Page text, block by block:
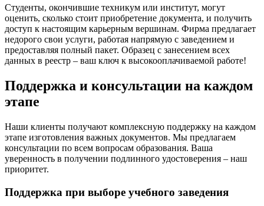
Студенты, окончившие техникум или институт, могут
оценить, сколько стоит приобретение документа, и получить
доступ к настоящим карьерным вершинам. Фирма предлагает
недорого свои услуги, работая напрямую с заведением и
предоставляя полный пакет. Образец с занесением всех
данных в реестр – ваш ключ к высокооплачиваемой работе!
Поддержка и консультации на каждом
этапе
Наши клиенты получают комплексную поддержку на каждом
этапе изготовления важных документов. Мы предлагаем
консультации по всем вопросам образования. Ваша
уверенность в получении подлинного удостоверения – наш
приоритет.
Поддержка при выборе учебного заведения